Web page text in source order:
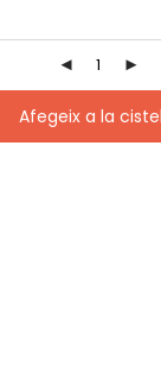
Afegeix a la